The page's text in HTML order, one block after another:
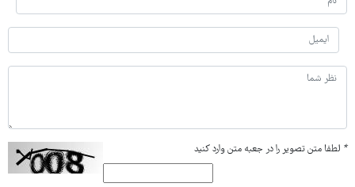
* لطفا متن تصویر را در جعبه متن وارد کنید